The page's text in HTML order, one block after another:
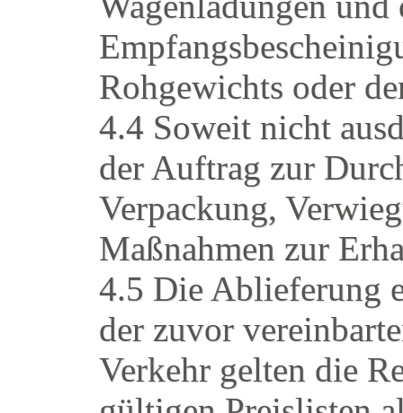
Rohgewichts oder
4.4 Soweit nicht
der Auftrag zur
Verpackung,
Maßnahmen zur
4.5 Die Ablieferung
der zuvor
Verkehr gelten die